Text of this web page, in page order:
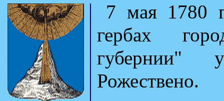
7 мая 1780
гербах
губернии"
Рожествено.